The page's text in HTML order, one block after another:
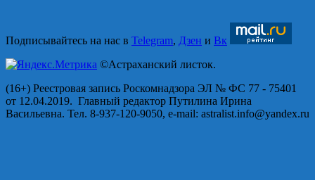
Подписывайтесь на нас в Telegram, Дзен и Вк
©Астраханский листок.
(16+) Реестровая запись Роскомнадзора ЭЛ № ФС 77 - 75401
от 12.04.2019. Главный редактор Путилина Ирина
Васильевна. Тел. 8-937-120-9050, e-mail: astralist.info@yandex.ru